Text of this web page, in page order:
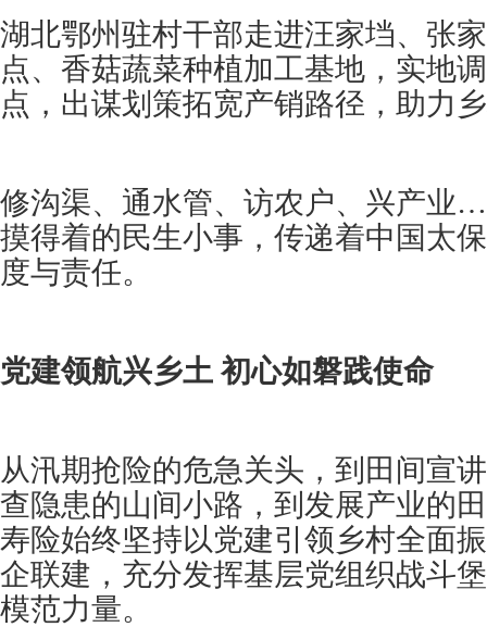
湖北鄂州驻村干部走进汪家垱、张
点、香菇蔬菜种植加工基地，实地
点，出谋划策拓宽产销路径，助力
修沟渠、通水管、访农户、兴产业
摸得着的民生小事，传递着中国太
度与责任。
党建领航兴乡土 初心如磐践使命
从汛期抢险的危急关头，到田间宣
查隐患的山间小路，到发展产业的
寿险始终坚持以党建引领乡村全面
企联建，充分发挥基层党组织战斗
模范力量。